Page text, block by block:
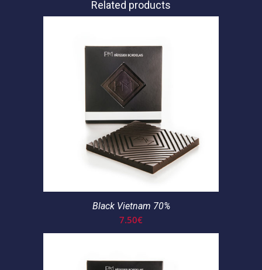
Related products
Black Vietnam 70%
7.50€